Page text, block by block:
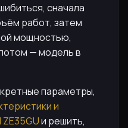
сначала
работ, затем
мощностью,
— модель в
параметры,
и
и решить,